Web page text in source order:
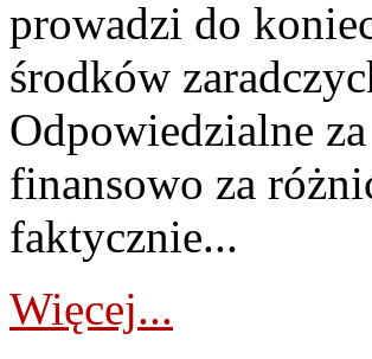
prowadzi do
środków
Odpowiedzialne
finansowo za
faktycznie...
Więcej...